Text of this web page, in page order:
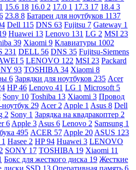
1 15.6 18 16.0 2 17.0 1 17.3 17 18.4 3
23.8 8 Батареи для ноутбуков 1137
Dell 115 DNS 63 Fujitsu 7 Gateway 1
Huawei 13 Lenovo 131 LG 2 MSI 23
39 Xiaomi 9 Клавиатуры 1002
231 DELL 56 DNS 35 Fujitsu-Siemens
5 LENOVO 122 MSI 23 Packard
93 TOSHIBA 34 Xiaomi 8
6 Зарядки для ноутбуков 235 Acer
HP46 Lenovo 41 LG 1 Microsoft 5
Sony 10 Toshiba 13 Xiaomi 3 Провод
29 Acer 2 Apple 1 Asus 8 Dell
2 Sony 1 Зарядка на квадракоптер 2
6 Apple 3 Asus 6 Lenovo 2 Samsung 1
495 ACER 57 Apple 20 ASUS 123
1 Hasee 2 HP94 Huawei 3 LENOVO
SONY 17 TOSHIBA 19 Xiaomi 11
Бокс для жесткого диска 19 Жесткие
диски SSD 13 Оперативная память 6